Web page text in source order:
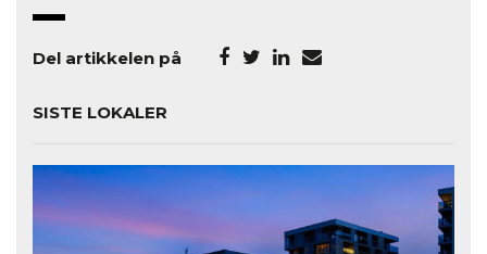
Del artikkelen på
SISTE LOKALER